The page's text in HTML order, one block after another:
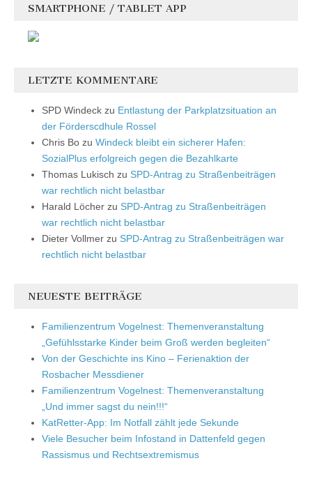
SMARTPHONE / TABLET APP
LETZTE KOMMENTARE
SPD Windeck zu Entlastung der Parkplatzsituation an
der Förderscdhule Rossel
Chris Bo zu Windeck bleibt ein sicherer Hafen:
SozialPlus erfolgreich gegen die Bezahlkarte
Thomas Lukisch zu SPD-Antrag zu Straßenbeiträgen
war rechtlich nicht belastbar
Harald Löcher zu SPD-Antrag zu Straßenbeiträgen
war rechtlich nicht belastbar
Dieter Vollmer zu SPD-Antrag zu Straßenbeiträgen war
rechtlich nicht belastbar
NEUESTE BEITRÄGE
Familienzentrum Vogelnest: Themenveranstaltung
„Gefühlsstarke Kinder beim Groß werden begleiten“
Von der Geschichte ins Kino – Ferienaktion der
Rosbacher Messdiener
Familienzentrum Vogelnest: Themenveranstaltung
„Und immer sagst du nein!!!“
KatRetter-App: Im Notfall zählt jede Sekunde
Viele Besucher beim Infostand in Dattenfeld gegen
Rassismus und Rechtsextremismus